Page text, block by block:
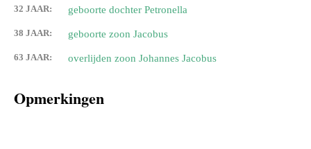
32 JAAR: geboorte dochter Petronella
38 JAAR: geboorte zoon Jacobus
63 JAAR: overlijden zoon Johannes Jacobus
Opmerkingen